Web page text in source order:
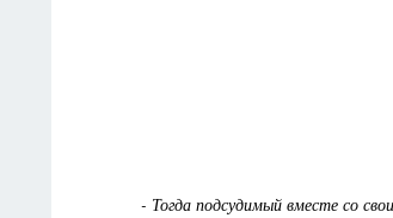
- Тогда подсудимый вместе со